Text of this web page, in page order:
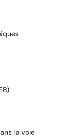
clignotants
la voie